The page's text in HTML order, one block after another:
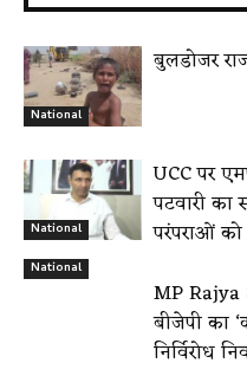
National
बुलडोजर
National
UCC पर
पटवारी
परंपराओं
National
MP
बीजेपी का
निर्विरोध